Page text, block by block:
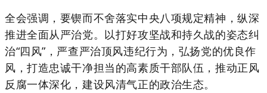
全会强调，要锲而不舍落实中央八项规定精神，纵深
推进全面从严治党。以打好攻坚战和持久战的姿态纠
治“四风”，严查严治顶风违纪行为，弘扬党的优良作
风，打造忠诚干净担当的高素质干部队伍，推动正风
反腐一体深化，建设风清气正的政治生态。